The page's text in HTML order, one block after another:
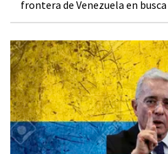
frontera de Venezuela en